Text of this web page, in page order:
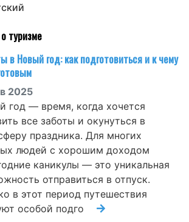
туризме
в Новый год: как подготовиться и к чему
2025
год — время, когда хочется
все заботы и окунуться в
праздника. Для многих
людей с хорошим доходом
каникулы — это уникальная
отправиться в отпуск.
в этот период путешествия
особой подго